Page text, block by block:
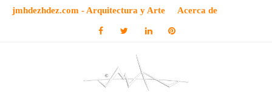
jmhdezhdez.com - Arquitectura y Arte Acerca de